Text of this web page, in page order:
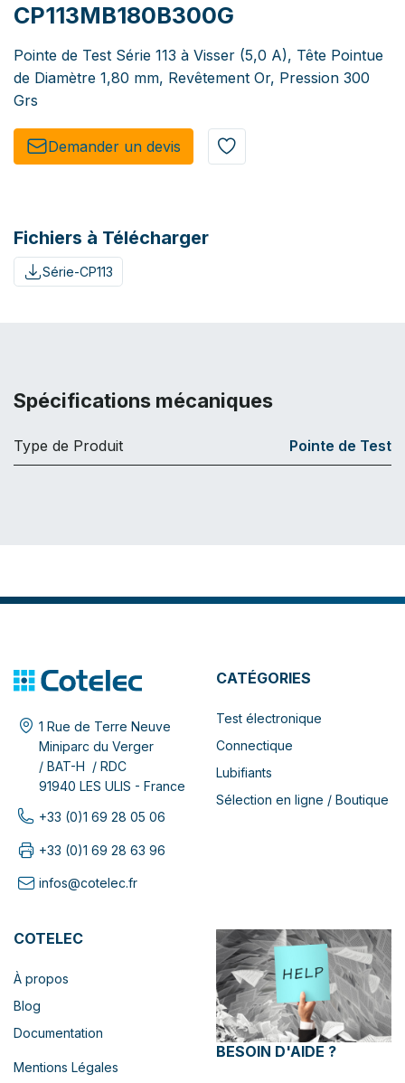
CP113MB180B300G
Pointe de Test Série 113 à Visser (5,0 A), Tête Pointue
de Diamètre 1,80 mm, Revêtement Or, Pression 300
Grs
Demander un de​​vis​​
Fichiers à Télécharger
Série-CP113
Spécifications mécaniques
Type de Produit Pointe de Test
1 Rue de Terre Neuve
Miniparc du Verger
/ BAT-H / RDC
91940 LES ULIS - France
+33 (0)1 69 28 05 06
+33 (0)1 69 28 63 96
infos@cotelec.fr
CATÉGORIES
Test électronique
Connectique
Lubifiants
Sélection en ligne / Boutique
COTELEC
À propos
Blog
Documentation
Mentions Légales
BESOIN D'AIDE ?